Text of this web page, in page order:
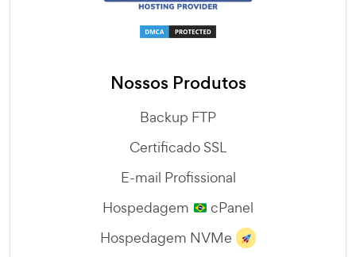
Nossos Produtos
Backup FTP
Certificado SSL
E-mail Profissional
Hospedagem
cPanel
Hospedagem NVMe